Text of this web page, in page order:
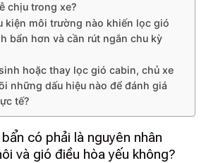
chịu trong xe?
kiện môi trường nào khiến lọc gió
bẩn hơn và cần rút ngắn chu kỳ
hoặc thay lọc gió cabin, chủ xe
những dấu hiệu nào để đánh giá
tế?
có phải là nguyên nhân
và gió điều hòa yếu không?